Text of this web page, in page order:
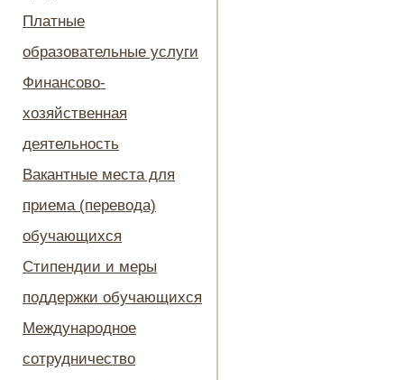
Платные
образовательные услуги
Финансово-
хозяйственная
деятельность
Вакантные места для
приема (перевода)
обучающихся
Стипендии и меры
поддержки обучающихся
Международное
сотрудничество